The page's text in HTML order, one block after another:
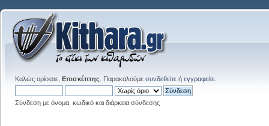
Καλώς ορίσατε, Επισκέπτης . Παρακαλούμε συνδεθείτε ή εγγραφείτε
Σύνδεση με όνομα, κωδικό και διάρκεια σύνδεσης